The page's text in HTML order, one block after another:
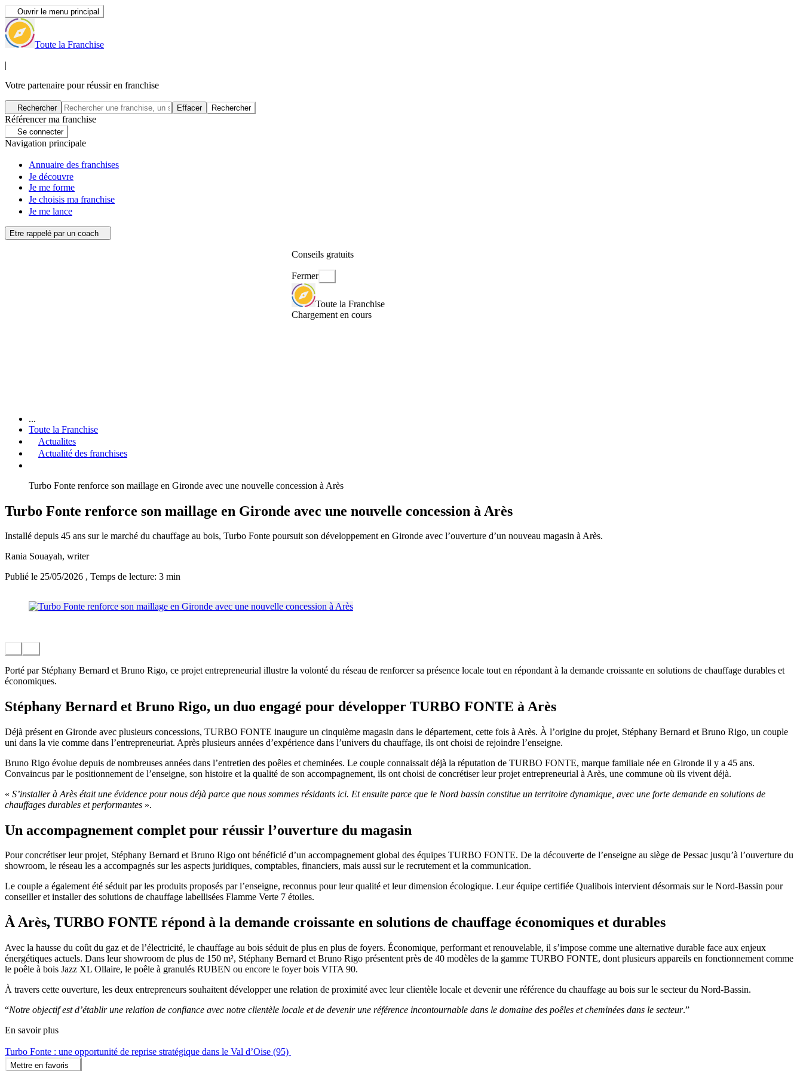
Ouvrir le menu principal
Toute la Franchise
|
Votre partenaire pour réussir en franchise
Rechercher Effacer Rechercher
Référencer ma franchise
Se connecter
Navigation principale
Annuaire des franchises
Je découvre
Je me forme
Je choisis ma franchise
Je me lance
Etre rappelé par un coach
Conseils gratuits
Fermer
Toute la Franchise
Chargement en cours
...
Toute la Franchise
Actualites
Actualité des franchises
Turbo Fonte renforce son maillage en Gironde avec une nouvelle concession à Arès
Turbo Fonte renforce son maillage en Gironde avec une nouvelle concession à Arès
Installé depuis 45 ans sur le marché du chauffage au bois, Turbo Fonte poursuit son développement en Gironde avec l’ouverture d’un nouveau magasin à Arès.
Rania Souayah, writer
Publié le 25/05/2026 , Temps de lecture: 3 min
Porté par Stéphany Bernard et Bruno Rigo, ce projet entrepreneurial illustre la volonté du réseau de renforcer sa présence locale tout en répondant à la demande croissante en solutions de chauffage durables et
économiques.
Stéphany Bernard et Bruno Rigo, un duo engagé pour développer TURBO FONTE à Arès
Déjà présent en Gironde avec plusieurs concessions, TURBO FONTE inaugure un cinquième magasin dans le département, cette fois à Arès. À l’origine du projet, Stéphany Bernard et Bruno Rigo, un couple
uni dans la vie comme dans l’entrepreneuriat. Après plusieurs années d’expérience dans l’univers du chauffage, ils ont choisi de rejoindre l’enseigne.
Bruno Rigo évolue depuis de nombreuses années dans l’entretien des poêles et cheminées. Le couple connaissait déjà la réputation de TURBO FONTE, marque familiale née en Gironde il y a 45 ans.
Convaincus par le positionnement de l’enseigne, son histoire et la qualité de son accompagnement, ils ont choisi de concrétiser leur projet entrepreneurial à Arès, une commune où ils vivent déjà.
« S’installer à Arès était une évidence pour nous déjà parce que nous sommes résidants ici. Et ensuite parce que le Nord bassin constitue un territoire dynamique, avec une forte demande en solutions de
chauffages durables et performantes ».
Un accompagnement complet pour réussir l’ouverture du magasin
Pour concrétiser leur projet, Stéphany Bernard et Bruno Rigo ont bénéficié d’un accompagnement global des équipes TURBO FONTE. De la découverte de l’enseigne au siège de Pessac jusqu’à l’ouverture du
showroom, le réseau les a accompagnés sur les aspects juridiques, comptables, financiers, mais aussi sur le recrutement et la communication.
Le couple a également été séduit par les produits proposés par l’enseigne, reconnus pour leur qualité et leur dimension écologique. Leur équipe certifiée Qualibois intervient désormais sur le Nord-Bassin pour
conseiller et installer des solutions de chauffage labellisées Flamme Verte 7 étoiles.
À Arès, TURBO FONTE répond à la demande croissante en solutions de chauffage économiques et durables
Avec la hausse du coût du gaz et de l’électricité, le chauffage au bois séduit de plus en plus de foyers. Économique, performant et renouvelable, il s’impose comme une alternative durable face aux enjeux
énergétiques actuels. Dans leur showroom de plus de 150 m², Stéphany Bernard et Bruno Rigo présentent près de 40 modèles de la gamme TURBO FONTE, dont plusieurs appareils en fonctionnement comme
le poêle à bois Jazz XL Ollaire, le poêle à granulés RUBEN ou encore le foyer bois VITA 90.
À travers cette ouverture, les deux entrepreneurs souhaitent développer une relation de proximité avec leur clientèle locale et devenir une référence du chauffage au bois sur le secteur du Nord-Bassin.
“Notre objectif est d’établir une relation de confiance avec notre clientèle locale et de devenir une référence incontournable dans le domaine des poêles et cheminées dans le secteur.”
En savoir plus
Turbo Fonte : une opportunité de reprise stratégique dans le Val d’Oise (95)
Mettre en favoris